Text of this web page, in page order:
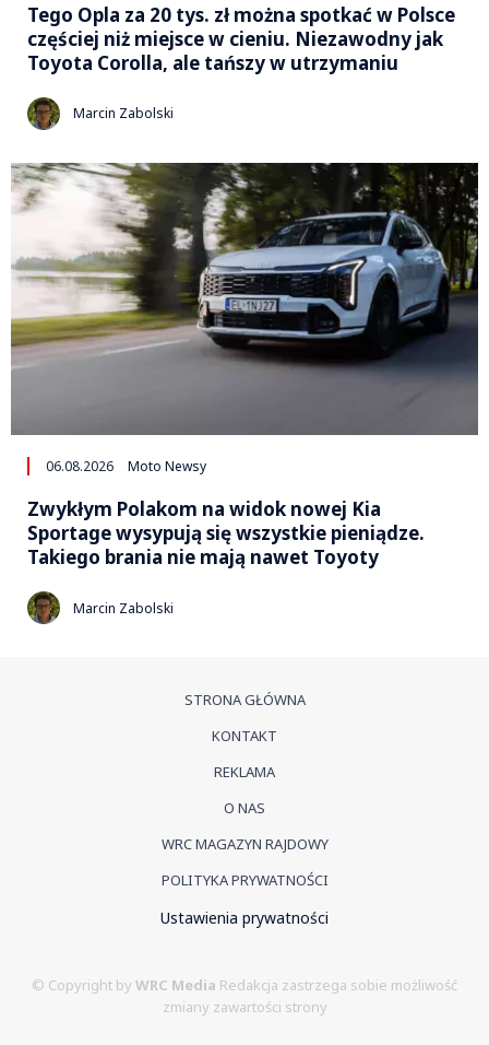
Tego Opla za 20 tys. zł można spotkać w Polsce
częściej niż miejsce w cieniu. Niezawodny jak
Toyota Corolla, ale tańszy w utrzymaniu
Marcin Zabolski
06.08.2026 Moto Newsy
Zwykłym Polakom na widok nowej Kia
Sportage wysypują się wszystkie pieniądze.
Takiego brania nie mają nawet Toyoty
Marcin Zabolski
STRONA GŁÓWNA
KONTAKT
REKLAMA
O NAS
WRC MAGAZYN RAJDOWY
POLITYKA PRYWATNOŚCI
Ustawienia prywatności
© Copyright by WRC Media Redakcja zastrzega sobie możliwość
zmiany zawartości strony